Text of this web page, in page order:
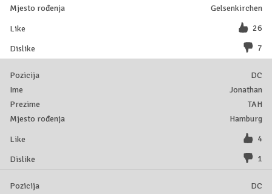
Gelsenkirchen
26
7
DC
Jonathan
TAH
Hamburg
4
1
DC